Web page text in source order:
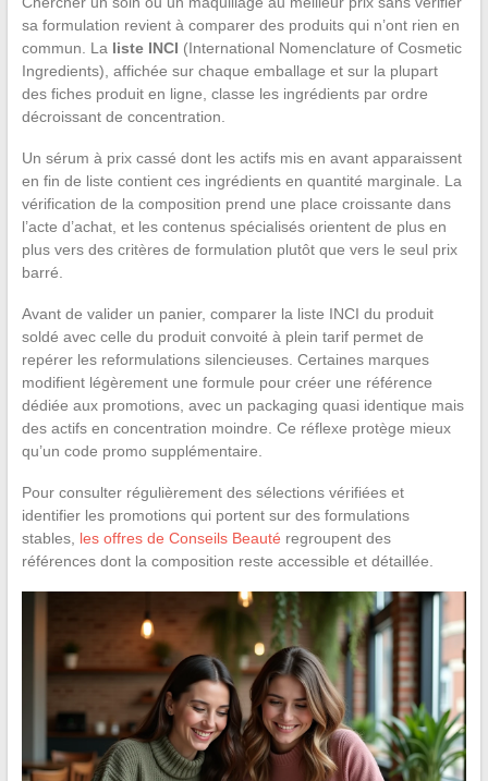
sa formulation revient à comparer des produits qui n’ont rien en
commun. La liste INCI (International Nomenclature of Cosmetic
Ingredients), affichée sur chaque emballage et sur la plupart
des fiches produit en ligne, classe les ingrédients par ordre
décroissant de concentration.
Un sérum à prix cassé dont les actifs mis en avant apparaissent
en fin de liste contient ces ingrédients en quantité marginale. La
vérification de la composition prend une place croissante dans
l’acte d’achat, et les contenus spécialisés orientent de plus en
plus vers des critères de formulation plutôt que vers le seul prix
barré.
Avant de valider un panier, comparer la liste INCI du produit
soldé avec celle du produit convoité à plein tarif permet de
repérer les reformulations silencieuses. Certaines marques
modifient légèrement une formule pour créer une référence
dédiée aux promotions, avec un packaging quasi identique mais
des actifs en concentration moindre. Ce réflexe protège mieux
qu’un code promo supplémentaire.
Pour consulter régulièrement des sélections vérifiées et
identifier les promotions qui portent sur des formulations
stables, les offres de Conseils Beauté regroupent des
références dont la composition reste accessible et détaillée.